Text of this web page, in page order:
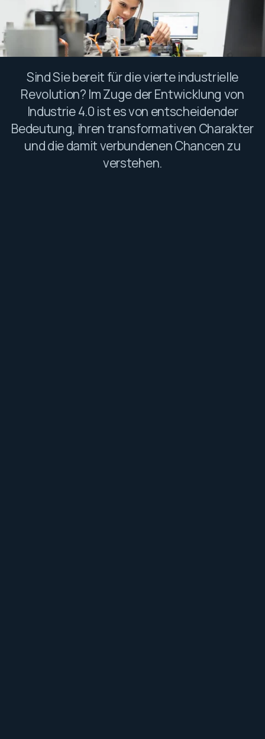
Sind Sie bereit für die vierte industrielle
Revolution? Im Zuge der Entwicklung von
Industrie 4.0 ist es von entscheidender
Bedeutung, ihren transformativen Charakter
und die damit verbundenen Chancen zu
verstehen.